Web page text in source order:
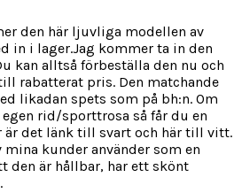
den här ljuvliga modellen av
in i lager.Jag kommer ta in den
kan alltså förbeställa den nu och
rabatterat pris. Den matchande
likadan spets som på bh:n. Om
rid/sporttrosa så får du en
är det länk till svart och här till vitt.
mina kunder använder som en
den är hållbar, har ett skönt